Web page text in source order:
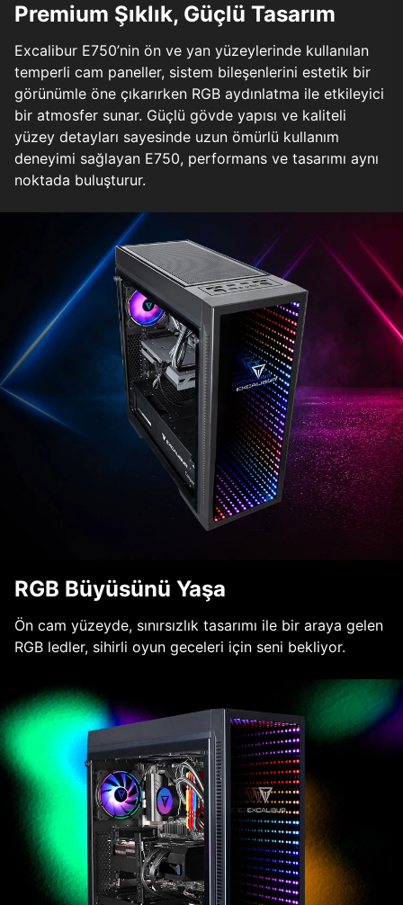
Premium Şıklık, Güçlü Tasarım
Excalibur E750’nin ön ve yan yüzeylerinde kullanılan
temperli cam paneller, sistem bileşenlerini estetik bir
görünümle öne çıkarırken RGB aydınlatma ile etkileyici
bir atmosfer sunar. Güçlü gövde yapısı ve kaliteli
yüzey detayları sayesinde uzun ömürlü kullanım
deneyimi sağlayan E750, performans ve tasarımı aynı
noktada buluşturur.
RGB Büyüsünü Yaşa
Ön cam yüzeyde, sınırsızlık tasarımı ile bir araya gelen
RGB ledler, sihirli oyun geceleri için seni bekliyor.